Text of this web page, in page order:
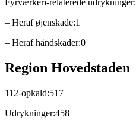
Fyrværkeri-relaterede udrykninger:
– Heraf øjenskade:1
– Heraf håndskader:0
Region Hovedstaden
112-opkald:517
Udrykninger:458